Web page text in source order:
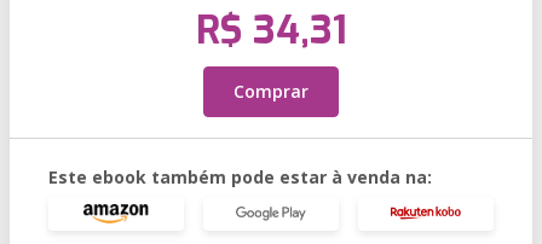
R$ 34,31
Comprar
Este ebook também pode estar à venda na: